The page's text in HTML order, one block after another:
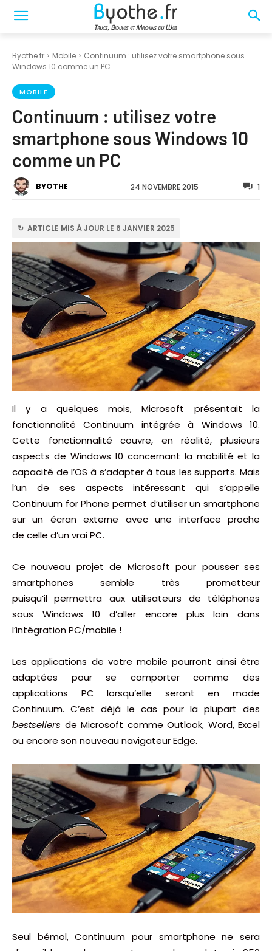
Byothe.fr Mobile
Continuum : utilisez votre smartphone sous
Windows 10 comme un PC
MOBILE
Continuum : utilisez votre
smartphone sous Windows 10
comme un PC
BYOTHE 24 NOVEMBRE 2015 1
↻ ARTICLE MIS À JOUR LE 6 JANVIER 2025
Il y a quelques mois, Microsoft présentait la
fonctionnalité Continuum intégrée à Windows 10.
Cette fonctionnalité couvre, en réalité, plusieurs
aspects de Windows 10 concernant la mobilité et la
capacité de l’OS à s’adapter à tous les supports. Mais
l’un de ses aspects intéressant qui s’appelle
Continuum for Phone permet d’utiliser un smartphone
sur un écran externe avec une interface proche
de celle d’un vrai PC.
Ce nouveau projet de Microsoft pour pousser ses
smartphones semble très prometteur
puisqu’il permettra aux utilisateurs de téléphones
sous Windows 10 d’aller encore plus loin dans
l’intégration PC/mobile !
Les applications de votre mobile pourront ainsi être
adaptées pour se comporter comme des
applications PC lorsqu’elle seront en mode
Continuum. C’est déjà le cas pour la plupart des
bestsellers de Microsoft comme Outlook, Word, Excel
ou encore son nouveau navigateur Edge.
Seul bémol, Continuum pour smartphone ne sera